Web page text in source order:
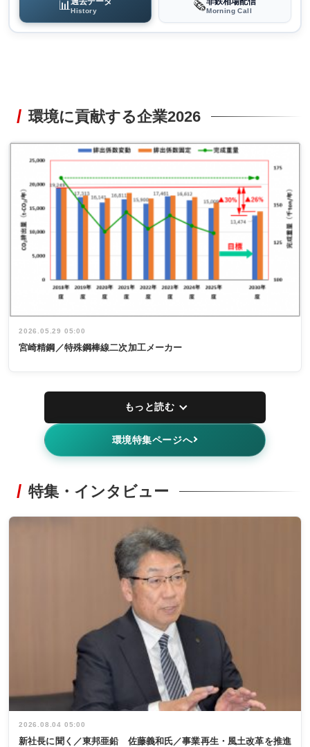
📊History 🗞️Morning Call
環境に貢献する企業2026
2026.05.29 05:00
宮崎精鋼／特殊鋼棒線二次加工メーカー
もっと読む
環境特集ページへ
特集・インタビュー
2026.08.04 05:00
新社長に聞く／東邦亜鉛 佐藤義和氏／事業再生・風土改革を推進